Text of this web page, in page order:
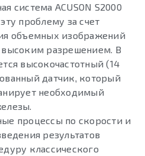
система ACUSON S2000
проблему за счет
объемных изображений
разрешением. В
высокочастотный (14
датчик, который
необходимый
процессы по скорости и
результатов
классического